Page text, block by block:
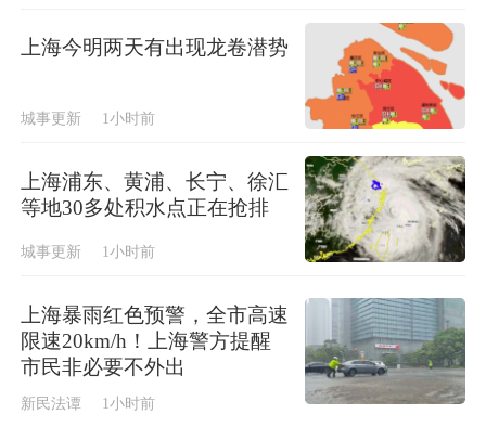
上海今明两天有出现龙卷潜势
城事更新 1小时前
上海浦东、黄浦、长宁、徐汇
等地30多处积水点正在抢排
城事更新 1小时前
上海暴雨红色预警，全市高速
限速20km/h！上海警方提醒
市民非必要不外出
新民法谭 1小时前